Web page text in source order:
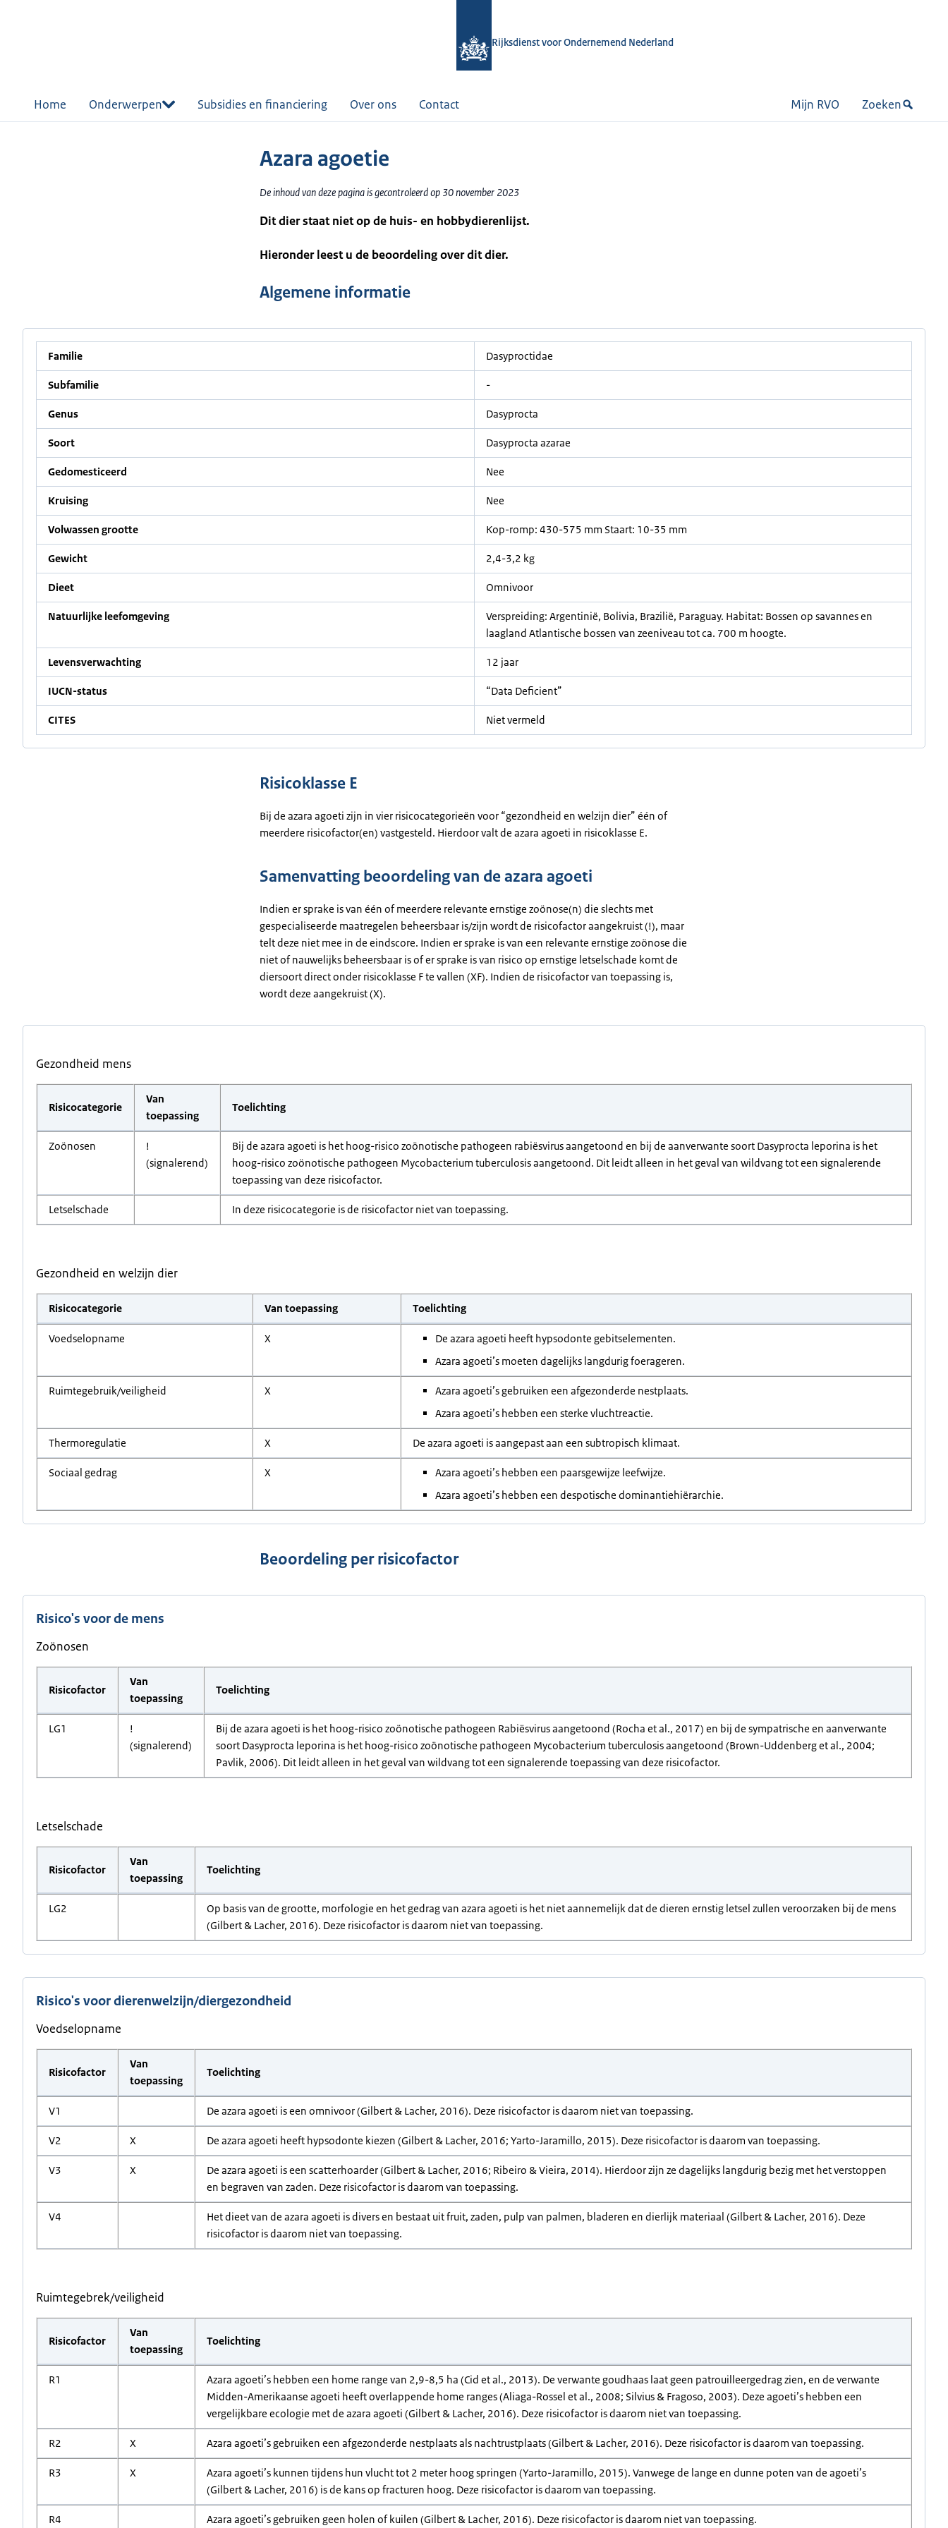
Rijksdienst voor Ondernemend Nederland
Home Onderwerpen Subsidies en financiering Over ons Contact Mijn RVO Zoeken
Azara agoetie
De inhoud van deze pagina is gecontroleerd op 30 november 2023
Dit dier staat niet op de huis- en hobbydierenlijst.
Hieronder leest u de beoordeling over dit dier.
Algemene informatie
Familie Dasyproctidae
Subfamilie -
Genus Dasyprocta
Soort Dasyprocta azarae
Gedomesticeerd Nee
Kruising Nee
Volwassen grootte Kop-romp: 430-575 mm Staart: 10-35 mm
Gewicht 2,4-3,2 kg
Dieet Omnivoor
Natuurlijke leefomgeving
Verspreiding: Argentinië, Bolivia, Brazilië, Paraguay. Habitat: Bossen op savannes en
laagland Atlantische bossen van zeeniveau tot ca. 700 m hoogte.
Levensverwachting 12 jaar
IUCN-status “Data Deficient”
CITES Niet vermeld
Risicoklasse E
Bij de azara agoeti zijn in vier risicocategorieën voor “gezondheid en welzijn dier” één of
meerdere risicofactor(en) vastgesteld. Hierdoor valt de azara agoeti in risicoklasse E.
Samenvatting beoordeling van de azara agoeti
Indien er sprake is van één of meerdere relevante ernstige zoönose(n) die slechts met
gespecialiseerde maatregelen beheersbaar is/zijn wordt de risicofactor aangekruist (!), maar
telt deze niet mee in de eindscore. Indien er sprake is van een relevante ernstige zoönose die
niet of nauwelijks beheersbaar is of er sprake is van risico op ernstige letselschade komt de
diersoort direct onder risicoklasse F te vallen (XF). Indien de risicofactor van toepassing is,
wordt deze aangekruist (X).
Gezondheid mens
Risicocategorie
Van
toepassing
Toelichting
Zoönosen
!
(signalerend)
Bij de azara agoeti is het hoog-risico zoönotische pathogeen rabiësvirus aangetoond en bij de aanverwante soort Dasyprocta leporina is het
hoog-risico zoönotische pathogeen Mycobacterium tuberculosis aangetoond. Dit leidt alleen in het geval van wildvang tot een signalerende
toepassing van deze risicofactor.
Letselschade In deze risicocategorie is de risicofactor niet van toepassing.
Gezondheid en welzijn dier
Risicocategorie Van toepassing Toelichting
Voedselopname X
De azara agoeti heeft hypsodonte gebitselementen.
Azara agoeti’s moeten dagelijks langdurig foerageren.
Ruimtegebruik/veiligheid X
Azara agoeti’s gebruiken een afgezonderde nestplaats.
Azara agoeti’s hebben een sterke vluchtreactie.
Thermoregulatie X De azara agoeti is aangepast aan een subtropisch klimaat.
Sociaal gedrag X
Azara agoeti’s hebben een paarsgewijze leefwijze.
Azara agoeti’s hebben een despotische dominantiehiërarchie.
Beoordeling per risicofactor
Risico's voor de mens
Zoönosen
Risicofactor
Van
toepassing
Toelichting
LG1
!
(signalerend)
Bij de azara agoeti is het hoog-risico zoönotische pathogeen Rabiësvirus aangetoond (Rocha et al., 2017) en bij de sympatrische en aanverwante
soort Dasyprocta leporina is het hoog-risico zoönotische pathogeen Mycobacterium tuberculosis aangetoond (Brown-Uddenberg et al., 2004;
Pavlik, 2006). Dit leidt alleen in het geval van wildvang tot een signalerende toepassing van deze risicofactor.
Letselschade
Risicofactor
Van
toepassing
Toelichting
LG2
Op basis van de grootte, morfologie en het gedrag van azara agoeti is het niet aannemelijk dat de dieren ernstig letsel zullen veroorzaken bij de mens
(Gilbert & Lacher, 2016). Deze risicofactor is daarom niet van toepassing.
Risico's voor dierenwelzijn/diergezondheid
Voedselopname
Risicofactor
Van
toepassing
Toelichting
V1 De azara agoeti is een omnivoor (Gilbert & Lacher, 2016). Deze risicofactor is daarom niet van toepassing.
V2 X De azara agoeti heeft hypsodonte kiezen (Gilbert & Lacher, 2016; Yarto-Jaramillo, 2015). Deze risicofactor is daarom van toepassing.
V3 X
De azara agoeti is een scatterhoarder (Gilbert & Lacher, 2016; Ribeiro & Vieira, 2014). Hierdoor zijn ze dagelijks langdurig bezig met het verstoppen
en begraven van zaden. Deze risicofactor is daarom van toepassing.
V4
Het dieet van de azara agoeti is divers en bestaat uit fruit, zaden, pulp van palmen, bladeren en dierlijk materiaal (Gilbert & Lacher, 2016). Deze
risicofactor is daarom niet van toepassing.
Ruimtegebrek/veiligheid
Risicofactor
Van
toepassing
Toelichting
R1
Azara agoeti’s hebben een home range van 2,9-8,5 ha (Cid et al., 2013). De verwante goudhaas laat geen patrouilleergedrag zien, en de verwante
Midden-Amerikaanse agoeti heeft overlappende home ranges (Aliaga-Rossel et al., 2008; Silvius & Fragoso, 2003). Deze agoeti’s hebben een
vergelijkbare ecologie met de azara agoeti (Gilbert & Lacher, 2016). Deze risicofactor is daarom niet van toepassing.
R2 X Azara agoeti’s gebruiken een afgezonderde nestplaats als nachtrustplaats (Gilbert & Lacher, 2016). Deze risicofactor is daarom van toepassing.
R3 X
Azara agoeti’s kunnen tijdens hun vlucht tot 2 meter hoog springen (Yarto-Jaramillo, 2015). Vanwege de lange en dunne poten van de agoeti’s
(Gilbert & Lacher, 2016) is de kans op fracturen hoog. Deze risicofactor is daarom van toepassing.
R4 Azara agoeti’s gebruiken geen holen of kuilen (Gilbert & Lacher, 2016). Deze risicofactor is daarom niet van toepassing.